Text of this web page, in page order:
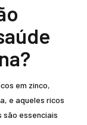
em zinco,
e aqueles ricos
são essenciais